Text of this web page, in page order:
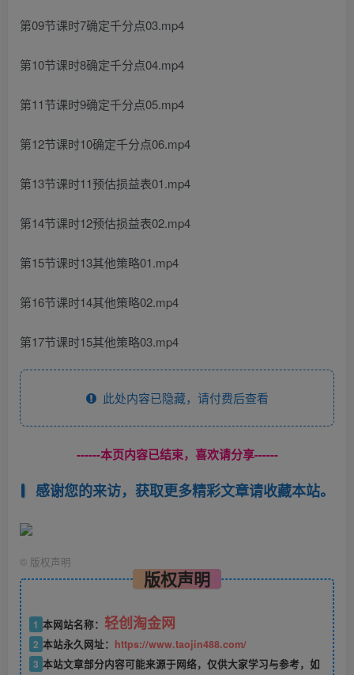
第09节课时7确定千分点03.mp4
第10节课时8确定千分点04.mp4
第11节课时9确定千分点05.mp4
第12节课时10确定千分点06.mp4
第13节课时11预估损益表01.mp4
第14节课时12预估损益表02.mp4
第15节课时13其他策略01.mp4
第16节课时14其他策略02.mp4
第17节课时15其他策略03.mp4
此处内容已隐藏，请付费后查看
------本页内容已结束，喜欢请分享------
感谢您的来访，获取更多精彩文章请收藏本站。
© 版权声明
版权声明
1 本网站名称： 轻创淘金网
2 本站永久网址： https://www.taojin488.com/
3 本站文章部分内容可能来源于网络，仅供大家学习与参考，如